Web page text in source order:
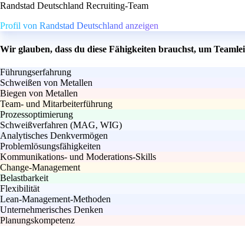
Randstad Deutschland Recruiting-Team
Profil von Randstad Deutschland anzeigen
Wir glauben, dass du diese Fähigkeiten brauchst, um
Führungserfahrung
Schweißen von Metallen
Biegen von Metallen
Team- und Mitarbeiterführung
Prozessoptimierung
Schweißverfahren (MAG, WIG)
Analytisches Denkvermögen
Problemlösungsfähigkeiten
Kommunikations- und Moderations-Skills
Change-Management
Belastbarkeit
Flexibilität
Lean-Management-Methoden
Unternehmerisches Denken
Planungskompetenz